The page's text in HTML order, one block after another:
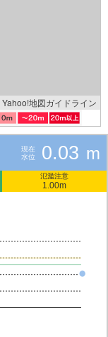
Yahoo!地図ガイドライン
現在
水位
0.03 m
氾濫注意
1.00m